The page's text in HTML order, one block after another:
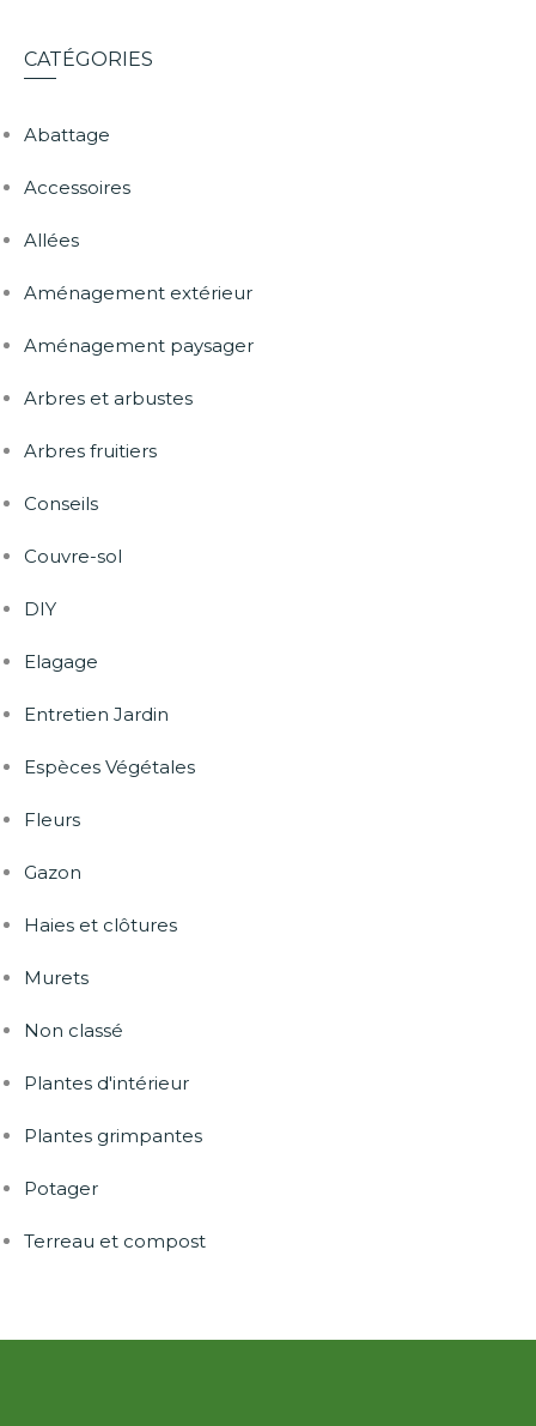
CATÉGORIES
Abattage
Accessoires
Allées
Aménagement extérieur
Aménagement paysager
Arbres et arbustes
Arbres fruitiers
Conseils
Couvre-sol
DIY
Elagage
Entretien Jardin
Espèces Végétales
Fleurs
Gazon
Haies et clôtures
Murets
Non classé
Plantes d'intérieur
Plantes grimpantes
Potager
Terreau et compost